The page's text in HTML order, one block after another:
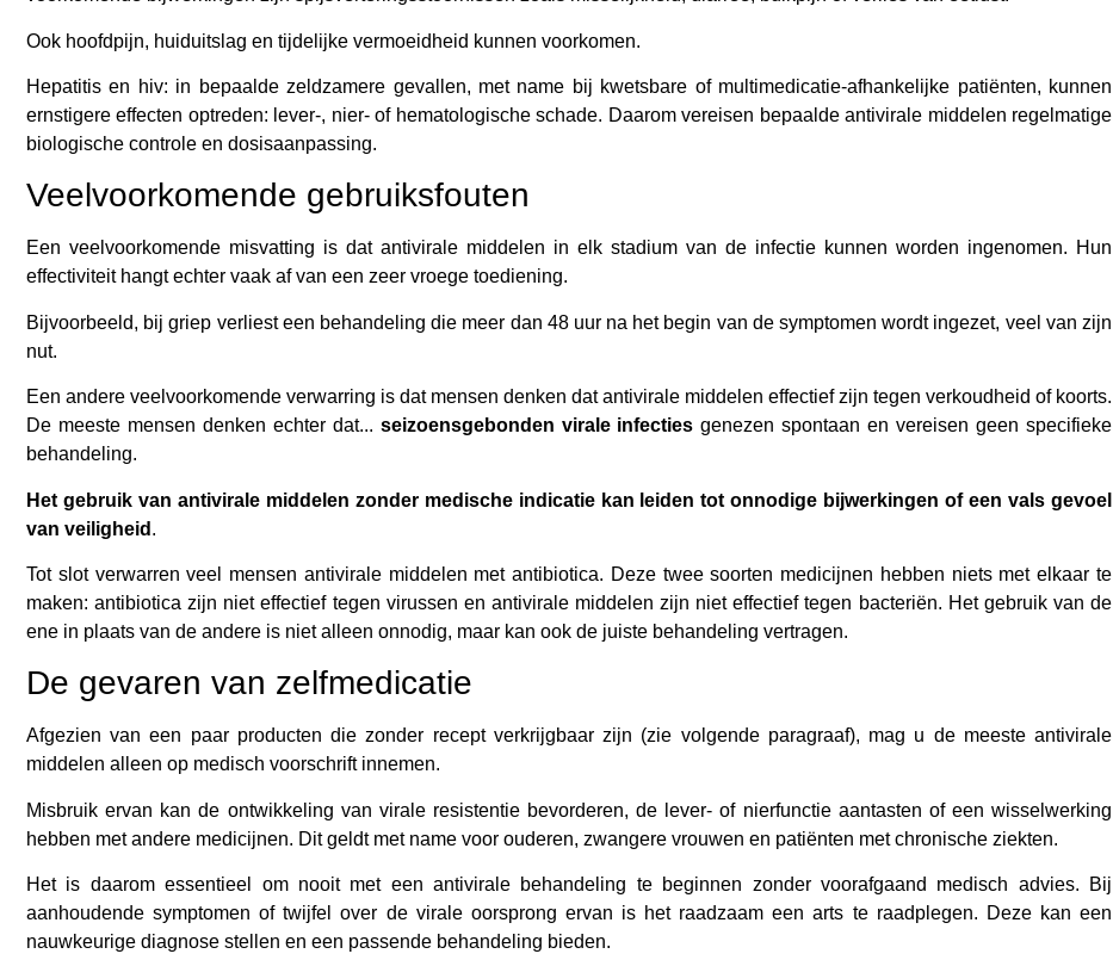
Ook hoofdpijn, huiduitslag en tijdelijke vermoeidheid kunnen voorkomen.
Hepatitis en hiv: in bepaalde zeldzamere gevallen, met name bij kwetsbare of multimedicatie-afhankelijke patiënten, kunnen
ernstigere effecten optreden: lever-, nier- of hematologische schade. Daarom vereisen bepaalde antivirale middelen regelmatige
biologische controle en dosisaanpassing.
Veelvoorkomende gebruiksfouten
Een veelvoorkomende misvatting is dat antivirale middelen in elk stadium van de infectie kunnen worden ingenomen. Hun
effectiviteit hangt echter vaak af van een zeer vroege toediening.
Bijvoorbeeld, bij griep verliest een behandeling die meer dan 48 uur na het begin van de symptomen wordt ingezet, veel van zijn
nut.
Een andere veelvoorkomende verwarring is dat mensen denken dat antivirale middelen effectief zijn tegen verkoudheid of koorts.
De meeste mensen denken echter dat... seizoensgebonden virale infecties genezen spontaan en vereisen geen specifieke
behandeling.
Het gebruik van antivirale middelen zonder medische indicatie kan leiden tot onnodige bijwerkingen of een vals gevoel
van veiligheid .
Tot slot verwarren veel mensen antivirale middelen met antibiotica. Deze twee soorten medicijnen hebben niets met elkaar te
maken: antibiotica zijn niet effectief tegen virussen en antivirale middelen zijn niet effectief tegen bacteriën. Het gebruik van de
ene in plaats van de andere is niet alleen onnodig, maar kan ook de juiste behandeling vertragen.
De gevaren van zelfmedicatie
Afgezien van een paar producten die zonder recept verkrijgbaar zijn (zie volgende paragraaf), mag u de meeste antivirale
middelen alleen op medisch voorschrift innemen.
Misbruik ervan kan de ontwikkeling van virale resistentie bevorderen, de lever- of nierfunctie aantasten of een wisselwerking
hebben met andere medicijnen. Dit geldt met name voor ouderen, zwangere vrouwen en patiënten met chronische ziekten.
Het is daarom essentieel om nooit met een antivirale behandeling te beginnen zonder voorafgaand medisch advies. Bij
aanhoudende symptomen of twijfel over de virale oorsprong ervan is het raadzaam een arts te raadplegen. Deze kan een
nauwkeurige diagnose stellen en een passende behandeling bieden.